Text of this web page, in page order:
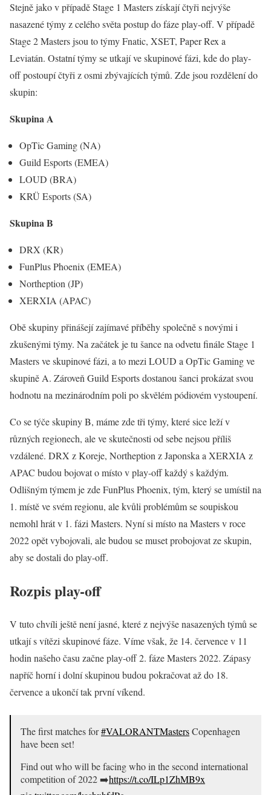
Stejně jako v případě Stage 1 Masters získají čtyři nejvýše
nasazené týmy z celého světa postup do fáze play-off. V případě
Stage 2 Masters jsou to týmy Fnatic, XSET, Paper Rex a
Leviatán. Ostatní týmy se utkají ve skupinové fázi, kde do play-
off postoupí čtyři z osmi zbývajících týmů. Zde jsou rozdělení do
skupin:
Skupina A
OpTic Gaming (NA)
Guild Esports (EMEA)
LOUD (BRA)
KRÜ Esports (SA)
Skupina B
DRX (KR)
FunPlus Phoenix (EMEA)
Northeption (JP)
XERXIA (APAC)
Obě skupiny přinášejí zajímavé příběhy společně s novými i
zkušenými týmy. Na začátek je tu šance na odvetu finále Stage 1
Masters ve skupinové fázi, a to mezi LOUD a OpTic Gaming ve
skupině A. Zároveň Guild Esports dostanou šanci prokázat svou
hodnotu na mezinárodním poli po skvělém pódiovém vystoupení.
Co se týče skupiny B, máme zde tři týmy, které sice leží v
různých regionech, ale ve skutečnosti od sebe nejsou příliš
vzdálené. DRX z Koreje, Northeption z Japonska a XERXIA z
APAC budou bojovat o místo v play-off každý s každým.
Odlišným týmem je zde FunPlus Phoenix, tým, který se umístil na
1. místě ve svém regionu, ale kvůli problémům se soupiskou
nemohl hrát v 1. fázi Masters. Nyní si místo na Masters v roce
2022 opět vybojovali, ale budou se muset probojovat ze skupin,
aby se dostali do play-off.
Rozpis play-off
V tuto chvíli ještě není jasné, které z nejvýše nasazených týmů se
utkají s vítězi skupinové fáze. Víme však, že 14. července v 11
hodin našeho času začne play-off 2. fáze Masters 2022. Zápasy
napříč horní i dolní skupinou budou pokračovat až do 18.
července a ukončí tak první víkend.
The first matches for#VALORANTMastersCopenhagen
have been set!
Find out who will be facing who in the second international
competition of 2022 ➡️https://t.co/ILp1ZhMB9x